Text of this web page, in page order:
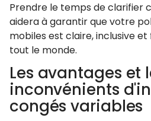
Prendre le temps de clarifier
aidera à garantir que votre
mobiles est claire, inclusive
tout le monde.
Les avantages et
inconvénients
congés variables